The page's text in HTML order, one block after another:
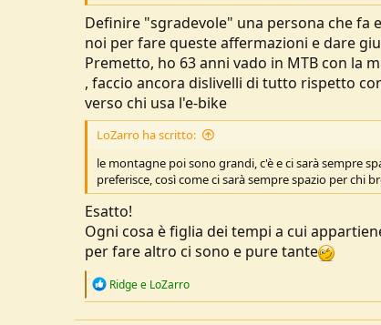
Definire "sgradevole" una persona che fa
noi per fare queste affermazioni e dare
Premetto, ho 63 anni vado in MTB con la
, faccio ancora dislivelli di tutto rispetto
verso chi usa l'e-bike
LoZarro ha scritto:
le montagne poi sono grandi, c'è e ci sarà sempre
preferisce, così come ci sarà sempre spazio per chi
Esatto!
Ogni cosa è figlia dei tempi a cui
per fare altro ci sono e pure tante
R
Ridgee LoZarro